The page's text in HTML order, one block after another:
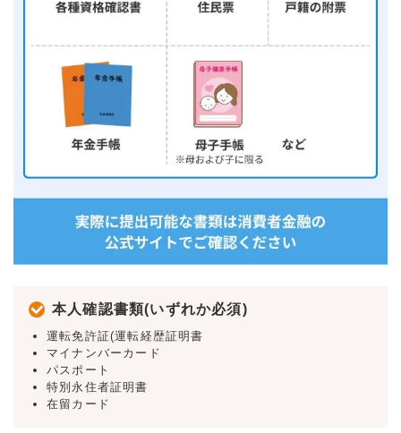
本人確認書類(いずれか必須)
運転免許証(運転経歴証明書
マイナンバーカード
パスポート
特別永住者証明書
在留カード